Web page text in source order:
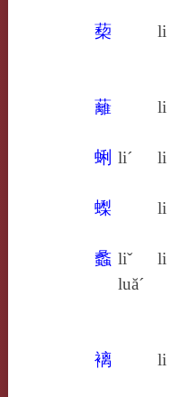
蔾 li
蘺 li
蜊 li´ li
蟍 li
蠡 liˇ
luă´
li
褵 li